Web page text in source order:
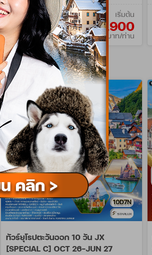
เริ่มต้น
179,900
บาท/ท่าน
ทัวร์ยุโรปตะวันออก 10 วัน JX
[SPECIAL C] OCT 26-JUN 27